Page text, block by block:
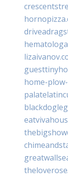
home-